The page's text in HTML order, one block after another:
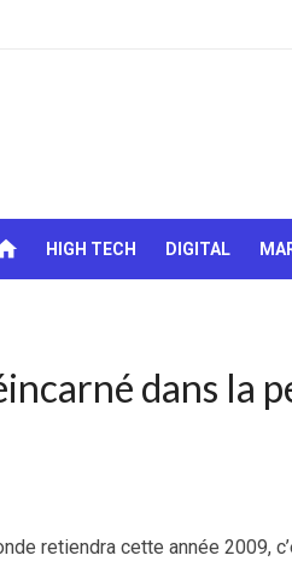
HIGH TECH DIGITAL
dans la
retiendra cette année 2009,